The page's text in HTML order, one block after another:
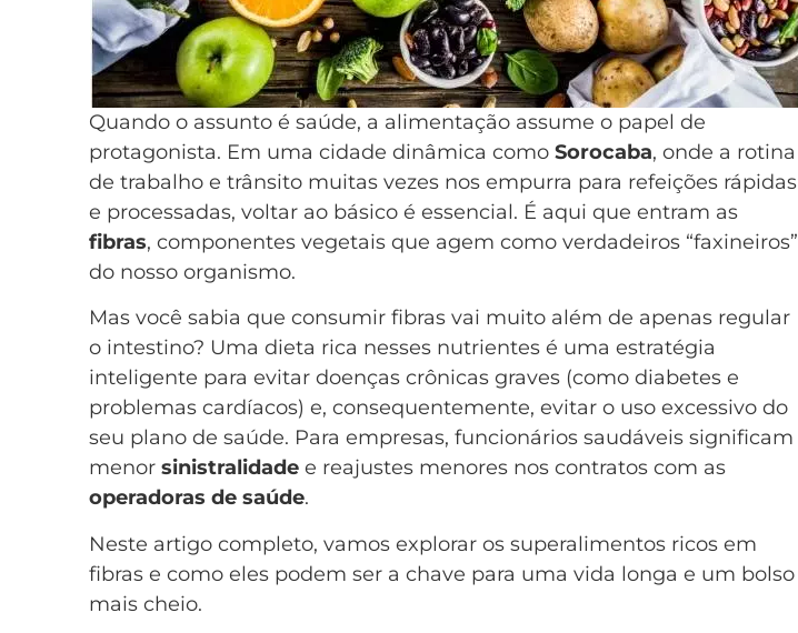
Quando o assunto é saúde, a alimentação assume o papel de
protagonista. Em uma cidade dinâmica como Sorocaba, onde a rotina
de trabalho e trânsito muitas vezes nos empurra para refeições rápidas
e processadas, voltar ao básico é essencial. É aqui que entram as
fibras, componentes vegetais que agem como verdadeiros “faxineiros”
do nosso organismo.
Mas você sabia que consumir fibras vai muito além de apenas regular
o intestino? Uma dieta rica nesses nutrientes é uma estratégia
inteligente para evitar doenças crônicas graves (como diabetes e
problemas cardíacos) e, consequentemente, evitar o uso excessivo do
seu plano de saúde. Para empresas, funcionários saudáveis significam
menor sinistralidade e reajustes menores nos contratos com as
operadoras de saúde.
Neste artigo completo, vamos explorar os superalimentos ricos em
fibras e como eles podem ser a chave para uma vida longa e um bolso
mais cheio.